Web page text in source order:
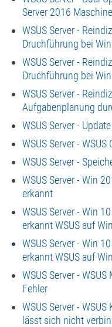
Server 2016
WSUS Server -
Druchführung bei
WSUS Server -
Druchführung bei
WSUS Server -
Aufgabenplanung
WSUS Server -
WSUS Server -
WSUS Server -
WSUS Server - Win
erkannt
WSUS Server - Win
erkannt WSUS auf
WSUS Server - Win
erkannt WSUS auf
WSUS Server -
Fehler
WSUS Server -
lässt sich nicht